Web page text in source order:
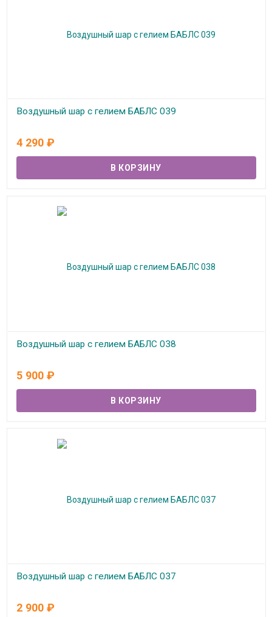
Воздушный шар с гелием БАБЛС 039
4 290 ₽
Воздушный шар с гелием БАБЛС 038
5 900 ₽
Воздушный шар с гелием БАБЛС 037
2 900 ₽